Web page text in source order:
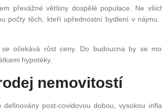
převážné většiny dospělé populace. Ne
počty těch, kteří upřednostní bydlení v
očekává růst ceny. Do budoucna by se
hypotéky.
nemovitostí
post-covidovou dobou, vysokou